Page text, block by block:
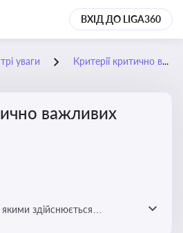
ВХІД ДО LIGA360
уваги Критерії критично важливих підприємств
важливих
якими здійснюється